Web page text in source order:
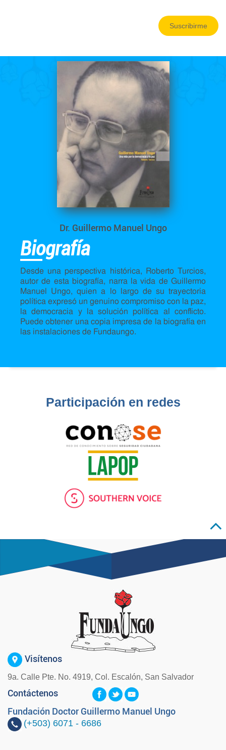
Suscribirme
Dr. Guillermo Manuel Ungo
Biografía
Desde una perspectiva histórica, Roberto Turcios,
autor de esta biografía, narra la vida de Guillermo
Manuel Ungo, quien a lo largo de su trayectoria
política expresó un genuino compromiso con la paz,
la democracia y la solución política al conflicto.
Puede obtener una copia impresa de la biografía en
las instalaciones de Fundaungo.
Participación en redes
Visítenos
9a. Calle Pte. No. 4919, Col. Escalón, San Salvador
Contáctenos
Fundación Doctor Guillermo Manuel Ungo
(+503) 6071 - 6686